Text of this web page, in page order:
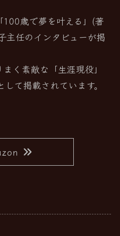
歳で夢を叶える」(著
主任のインタビューが掲
く素敵な「生涯現役」
て掲載されています。